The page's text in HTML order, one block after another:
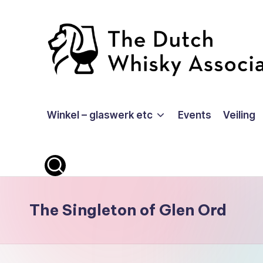
A
O
ffi
Winkel – glaswerk etc Events Veiling
The Singleton of Glen Ord